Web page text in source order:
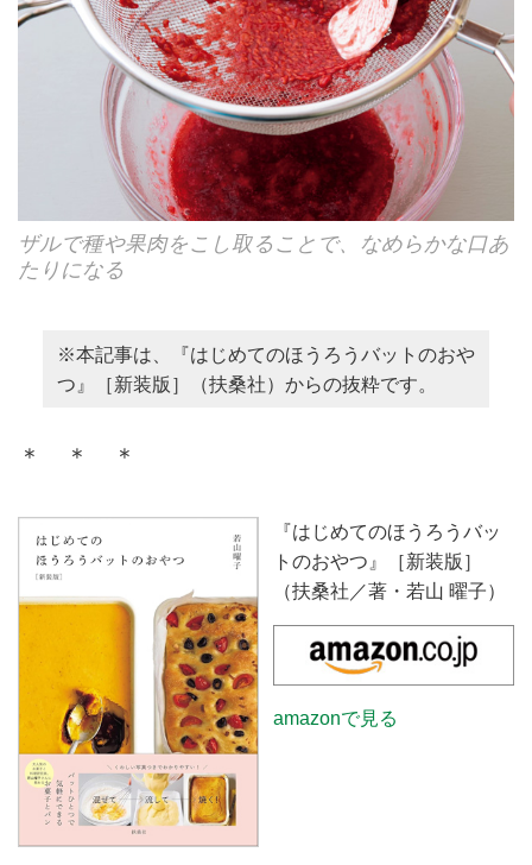
ザルで種や果肉をこし取ることで、なめらかな口あ
たりになる
※本記事は、『はじめてのほうろうバットのおや
つ』［新装版］（扶桑社）からの抜粋です。
＊ ＊ ＊
『はじめてのほうろうバッ
トのおやつ』［新装版］
（扶桑社／著・若山 曜子）
amazonで見る